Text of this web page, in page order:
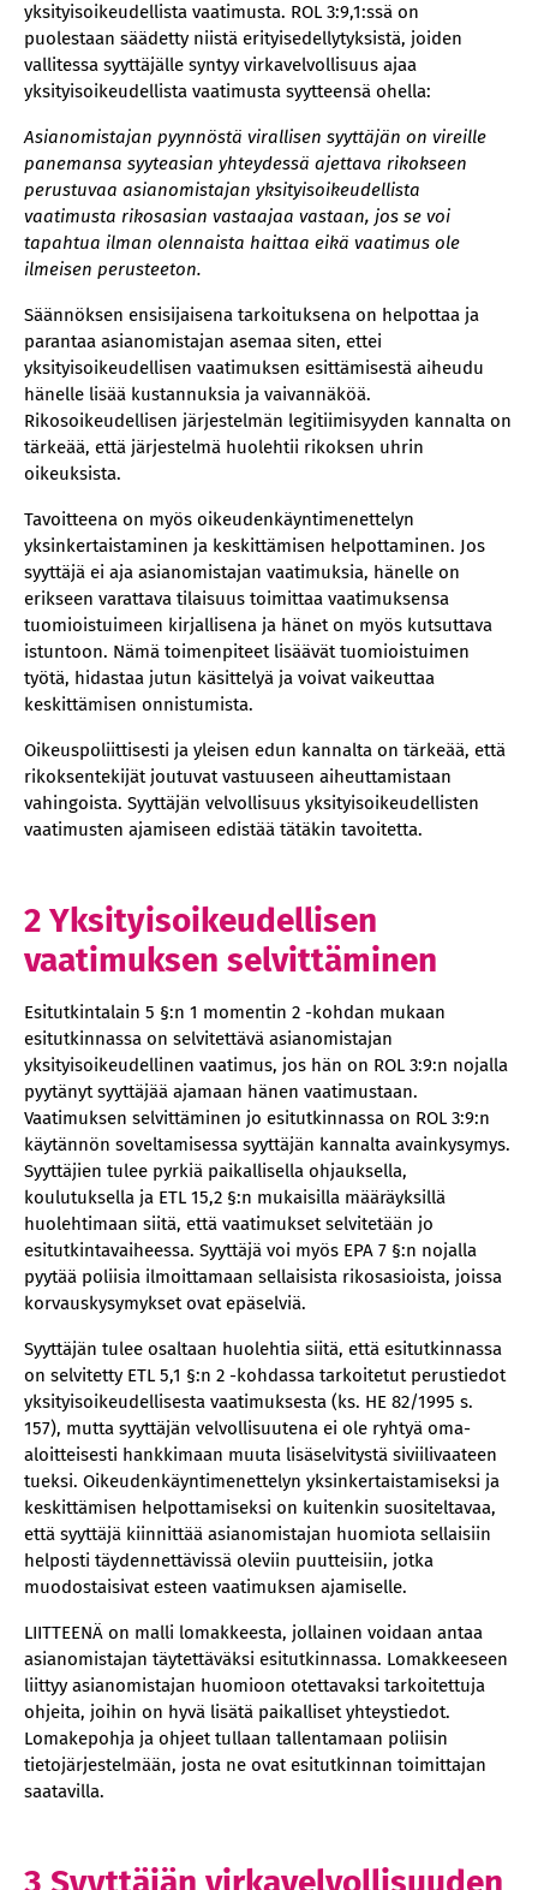
yksityisoikeudellista vaatimusta. ROL 3:9,1:ssä on
puolestaan säädetty niistä erityisedellytyksistä, joiden
vallitessa syyttäjälle syntyy virkavelvollisuus ajaa
yksityisoikeudellista vaatimusta syytteensä ohella:
Asianomistajan pyynnöstä virallisen syyttäjän on vireille
panemansa syyteasian yhteydessä ajettava rikokseen
perustuvaa asianomistajan yksityisoikeudellista
vaatimusta rikosasian vastaajaa vastaan, jos se voi
tapahtua ilman olennaista haittaa eikä vaatimus ole
ilmeisen perusteeton.
Säännöksen ensisijaisena tarkoituksena on helpottaa ja
parantaa asianomistajan asemaa siten, ettei
yksityisoikeudellisen vaatimuksen esittämisestä aiheudu
hänelle lisää kustannuksia ja vaivannäköä.
Rikosoikeudellisen järjestelmän legitiimisyyden kannalta on
tärkeää, että järjestelmä huolehtii rikoksen uhrin
oikeuksista.
Tavoitteena on myös oikeudenkäyntimenettelyn
yksinkertaistaminen ja keskittämisen helpottaminen. Jos
syyttäjä ei aja asianomistajan vaatimuksia, hänelle on
erikseen varattava tilaisuus toimittaa vaatimuksensa
tuomioistuimeen kirjallisena ja hänet on myös kutsuttava
istuntoon. Nämä toimenpiteet lisäävät tuomioistuimen
työtä, hidastaa jutun käsittelyä ja voivat vaikeuttaa
keskittämisen onnistumista.
Oikeuspoliittisesti ja yleisen edun kannalta on tärkeää, että
rikoksentekijät joutuvat vastuuseen aiheuttamistaan
vahingoista. Syyttäjän velvollisuus yksityisoikeudellisten
vaatimusten ajamiseen edistää tätäkin tavoitetta.
2 Yksityisoikeudellisen
vaatimuksen selvittäminen
Esitutkintalain 5 §:n 1 momentin 2 -kohdan mukaan
esitutkinnassa on selvitettävä asianomistajan
yksityisoikeudellinen vaatimus, jos hän on ROL 3:9:n nojalla
pyytänyt syyttäjää ajamaan hänen vaatimustaan.
Vaatimuksen selvittäminen jo esitutkinnassa on ROL 3:9:n
käytännön soveltamisessa syyttäjän kannalta avainkysymys.
Syyttäjien tulee pyrkiä paikallisella ohjauksella,
koulutuksella ja ETL 15,2 §:n mukaisilla määräyksillä
huolehtimaan siitä, että vaatimukset selvitetään jo
esitutkintavaiheessa. Syyttäjä voi myös EPA 7 §:n nojalla
pyytää poliisia ilmoittamaan sellaisista rikosasioista, joissa
korvauskysymykset ovat epäselviä.
Syyttäjän tulee osaltaan huolehtia siitä, että esitutkinnassa
on selvitetty ETL 5,1 §:n 2 -kohdassa tarkoitetut perustiedot
yksityisoikeudellisesta vaatimuksesta (ks. HE 82/1995 s.
157), mutta syyttäjän velvollisuutena ei ole ryhtyä oma-
aloitteisesti hankkimaan muuta lisäselvitystä siviilivaateen
tueksi. Oikeudenkäyntimenettelyn yksinkertaistamiseksi ja
keskittämisen helpottamiseksi on kuitenkin suositeltavaa,
että syyttäjä kiinnittää asianomistajan huomiota sellaisiin
helposti täydennettävissä oleviin puutteisiin, jotka
muodostaisivat esteen vaatimuksen ajamiselle.
LIITTEENÄ on malli lomakkeesta, jollainen voidaan antaa
asianomistajan täytettäväksi esitutkinnassa. Lomakkeeseen
liittyy asianomistajan huomioon otettavaksi tarkoitettuja
ohjeita, joihin on hyvä lisätä paikalliset yhteystiedot.
Lomakepohja ja ohjeet tullaan tallentamaan poliisin
tietojärjestelmään, josta ne ovat esitutkinnan toimittajan
saatavilla.